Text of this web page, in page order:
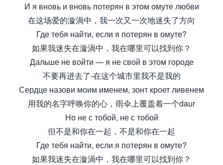
И я вновь и вновь потерян в этом омуте любви
在这场爱的漩渦中，我一次又一次地迷失了方向
Где тебя найти, если я потерян в омуте?
如果我迷失在漩渦中，我在哪里可以找到你？
Дальше не войти — я не свой в этом городе
不要再进去了-在这个城市里我不是我的
Сердце назови моим именем, зонт кроет ливенем
用我的名字呼唤你的心，雨伞上覆盖着一个daur
Но не с тобой, не с тобой
但不是和你在一起，不是和你在一起
Где тебя найти, если я потерян в омуте?
如果我迷失在漩渦中，我在哪里可以找到你？